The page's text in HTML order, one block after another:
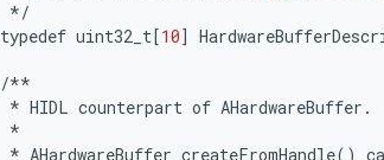
*/
typedef uint32_t[10]
/**
* HIDL counterpart of AHardwareBuffer .
*
* AHardwareBuffer_createFromHandle()